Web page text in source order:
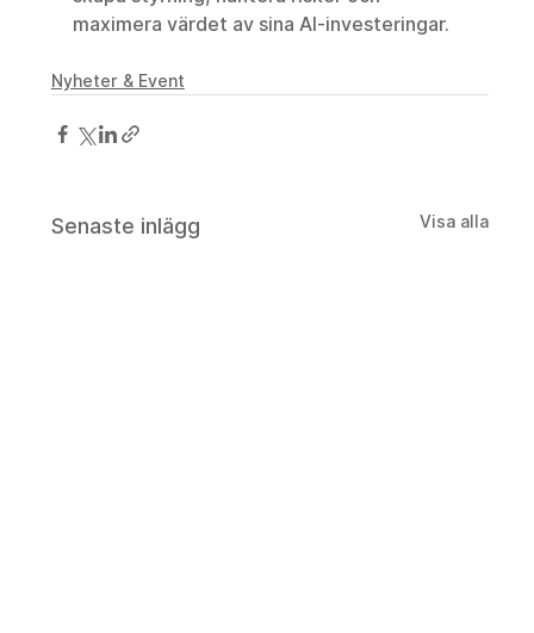
maximera värdet av sina AI-investeringar.
Nyheter & Event
Senaste inlägg Visa alla